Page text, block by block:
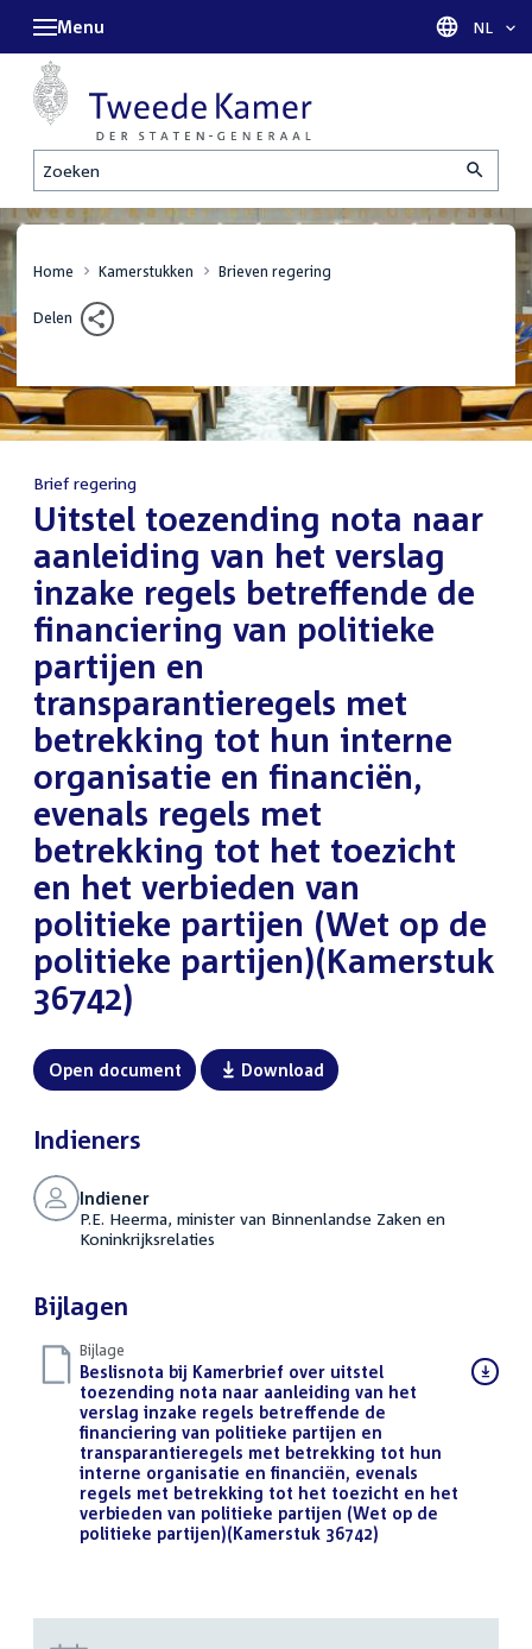
Zoeken
Menu Taal
NL
Home Kamerstukken Brieven regering
Delen
Brief regering
:Uitstel toezending nota naar
aanleiding van het verslag
inzake regels betreffende de
financiering van politieke
partijen en
transparantieregels met
betrekking tot hun interne
organisatie en financiën,
evenals regels met
betrekking tot het toezicht
en het verbieden van
politieke partijen (Wet op de
politieke partijen)(Kamerstuk
36742)
Open document Download
Indieners
Indiener
P.E. Heerma, minister van Binnenlandse Zaken en
Koninkrijksrelaties
Bijlagen
Bijlage
Download
bestand:
Beslisnota bij Kamerbrief over uitstel
toezending nota naar aanleiding van het
verslag inzake regels betreffende de
financiering van politieke partijen en
transparantieregels met betrekking tot hun
interne organisatie en financiën, evenals
regels met betrekking tot het toezicht en het
verbieden van politieke partijen (Wet op de
politieke partijen)(Kamerstuk 36742)